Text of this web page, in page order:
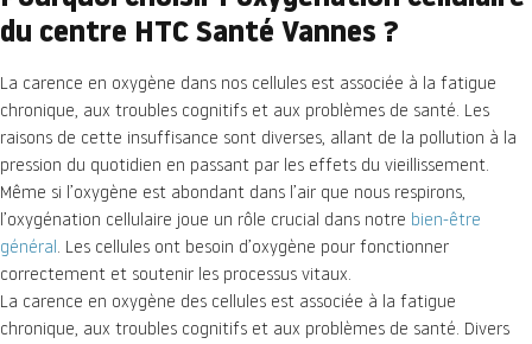
du centre HTC Santé Vannes ?
La carence en oxygène dans nos cellules est associée à la fatigue
chronique, aux troubles cognitifs et aux problèmes de santé. Les
raisons de cette insuffisance sont diverses, allant de la pollution à la
pression du quotidien en passant par les effets du vieillissement.
Même si l’oxygène est abondant dans l’air que nous respirons,
l’oxygénation cellulaire joue un rôle crucial dans notre bien-être
général. Les cellules ont besoin d’oxygène pour fonctionner
correctement et soutenir les processus vitaux.
La carence en oxygène des cellules est associée à la fatigue
chronique, aux troubles cognitifs et aux problèmes de santé. Divers